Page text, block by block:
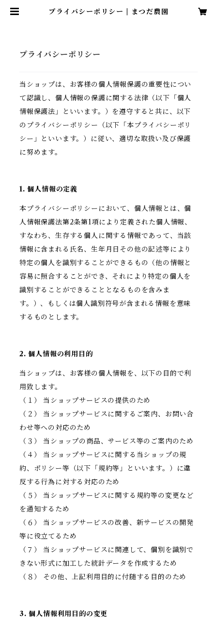
プライバシーポリシー | まつだ農園
プライバシーポリシー
当ショップは、お客様の個人情報保護の重要性につい
て認識し、個人情報の保護に関する法律（以下「個人
情報保護法」といいます。）を遵守すると共に、以下
のプライバシーポリシー（以下「本プライバシーポリ
シー」といいます。）に従い、適切な取扱い及び保護
に努めます。
1. 個人情報の定義
本プライバシーポリシーにおいて、個人情報とは、個
人情報保護法第2条第1項により定義された個人情報、
すなわち、生存する個人に関する情報であって、当該
情報に含まれる氏名、生年月日その他の記述等により
特定の個人を識別することができるもの（他の情報と
容易に照合することができ、それにより特定の個人を
識別することができることとなるものを含みま
す。）、もしくは個人識別符号が含まれる情報を意味
するものとします。
2. 個人情報の利用目的
当ショップは、お客様の個人情報を、以下の目的で利
用致します。
（１） 当ショップサービスの提供のため
（２） 当ショップサービスに関するご案内、お問い合
わせ等への対応のため
（３） 当ショップの商品、サービス等のご案内のため
（４） 当ショップサービスに関する当ショップの規
約、ポリシー等（以下「規約等」といいます。）に違
反する行為に対する対応のため
（５） 当ショップサービスに関する規約等の変更など
を通知するため
（６） 当ショップサービスの改善、新サービスの開発
等に役立てるため
（７） 当ショップサービスに関連して、個別を識別で
きない形式に加工した統計データを作成するため
（８） その他、上記利用目的に付随する目的のため
3. 個人情報利用目的の変更